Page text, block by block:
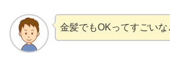
金髪でもOKってすごい